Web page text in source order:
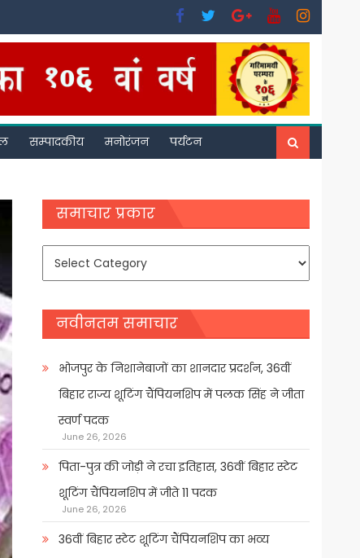
सम्पादकीय मनोरंजन पर्यटन
समाचार प्रकार
समाचार
नवीनतम समाचार
भोजपुर के निशानेबाजों का शानदार प्रदर्शन, 36वीं
बिहार राज्य शूटिंग चैंपियनशिप में पलक सिंह ने जीता
स्वर्ण पदक
June 26, 2026
पिता-पुत्र की जोड़ी ने रचा इतिहास, 36वीं बिहार स्टेट
शूटिंग चैंपियनशिप में जीते 11 पदक
June 26, 2026
36वीं बिहार स्टेट शूटिंग चैंपियनशिप का भव्य